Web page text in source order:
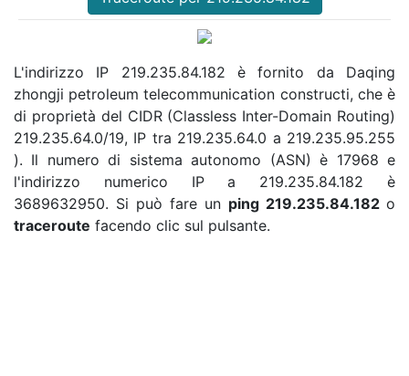
L'indirizzo IP 219.235.84.182 è fornito da Daqing
zhongji petroleum telecommunication constructi, che è
di proprietà del CIDR (Classless Inter-Domain Routing)
219.235.64.0/19, IP tra 219.235.64.0 a 219.235.95.255
). Il numero di sistema autonomo (ASN) è 17968 e
l'indirizzo numerico IP a 219.235.84.182 è
3689632950. Si può fare un ping 219.235.84.182 o
traceroute facendo clic sul pulsante.